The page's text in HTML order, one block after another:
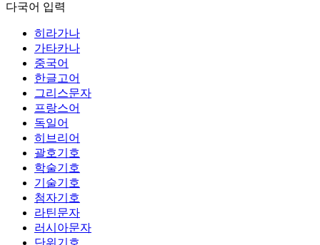
다국어 입력
히라가나
가타카나
중국어
한글고어
그리스문자
프랑스어
독일어
히브리어
괄호기호
학술기호
기술기호
첨자기호
라틴문자
러시아문자